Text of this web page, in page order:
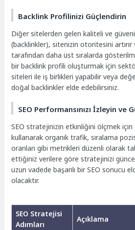
Backlink Profilinizi Güçlendirin
Diğer sitelerden gelen kaliteli ve
(backlinkler), sitenizin otoritesini
tarafından daha üst sıralarda
bir backlink profili oluşturmak için
siteleri ile iş birlikleri yapabilir veya
doğal backlinkler elde edebilirsiniz.
SEO Performansınızı İzleyin ve
SEO stratejinizin etkinliğini ölçmek için
kullanarak organik trafik, sıralama
oranları gibi metrikleri düzenli olarak
ettiğiniz verilere göre stratejinizi
uzun vadede başarılı bir SEO sonucu
olacaktır.
SEO Stratejisi
Adımları
Açıklama